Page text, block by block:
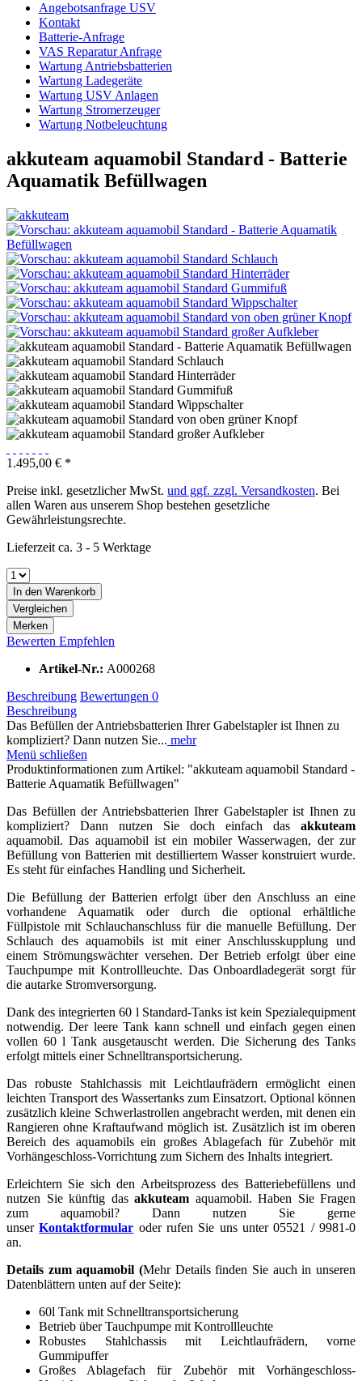
Angebotsanfrage USV
Kontakt
Batterie-Anfrage
VAS Reparatur Anfrage
Wartung Antriebsbatterien
Wartung Ladegeräte
Wartung USV Anlagen
Wartung Stromerzeuger
Wartung Notbeleuchtung
akkuteam aquamobil Standard - Batterie
Aquamatik Befüllwagen
1.495,00 € *
Preise inkl. gesetzlicher MwSt. und ggf. zzgl. Versandkosten. Bei
allen Waren aus unserem Shop bestehen gesetzliche
Gewährleistungsrechte.
Lieferzeit ca. 3 - 5 Werktage
In den Warenkorb
Vergleichen
Merken
Bewerten Empfehlen
Artikel-Nr.: A000268
Beschreibung Bewertungen 0
Beschreibung
Das Befüllen der Antriebsbatterien Ihrer Gabelstapler ist Ihnen zu
kompliziert? Dann nutzen Sie... mehr
Menü schließen
Produktinformationen zum Artikel: "akkuteam aquamobil Standard -
Batterie Aquamatik Befüllwagen"
Das Befüllen der Antriebsbatterien Ihrer Gabelstapler ist Ihnen zu
kompliziert? Dann nutzen Sie doch einfach das akkuteam
aquamobil. Das aquamobil ist ein mobiler Wasserwagen, der zur
Befüllung von Batterien mit destilliertem Wasser kons­truiert wurde.
Es steht für einfaches Handling und Sicherheit.
Die Befüllung der Batterien erfolgt über den Anschluss an eine
vorhandene Aquamatik oder durch die optional erhältliche
Füllpistole mit Schlauchanschluss für die manuelle Befüllung. Der
Schlauch des aquamobils ist mit einer Anschlusskupp­lung und
einem Strö­mungswächter versehen. Der Betrieb erfolgt über eine
Tauchpumpe mit Kontrollleuchte. Das Onboardlade­gerät sorgt für
die autarke Strom­versorgung.
Dank des integrierten 60 l Standard-Tanks ist kein Spezialequipment
notwendig. Der leere Tank kann schnell und einfach gegen einen
vollen 60 l Tank ausgetauscht werden. Die Sicherung des Tanks
erfolgt mittels einer Schnelltransportsicherung.
Das robuste Stahlchassis mit Leichtlaufrädern ermöglicht einen
leichten Transport des Wassertanks zum Einsatzort. Optional können
zusätzlich kleine Schwer­lastrollen angebracht werden, mit denen ein
Rangieren ohne Kraftauf­wand möglich ist. Zusätzlich ist im oberen
Bereich des aquamobils ein großes Ablage­fach für Zubehör mit
Vorhänge­schloss-Vorrich­tung zum Sichern des Inhalts integriert.
Erleichtern Sie sich den Arbeitsprozess des Batteriebefüllens und
nutzen Sie künftig das akkuteam aquamobil. Haben Sie Fragen
zum aquamobil? Dann nutzen Sie gerne
unserKontaktformular oder rufen Sie uns unter 05521 / 9981-0
an.
Details zum aquamobil (Mehr Details finden Sie auch in unseren
Datenblättern unten auf der Seite):
60l Tank mit Schnelltransportsicherung
Betrieb über Tauchpumpe mit Kontrollleuchte
Robustes Stahlchassis mit Leichtlaufrädern, vorne
Gummipuffer
Großes Ablagefach für Zubehör mit Vorhängeschloss-